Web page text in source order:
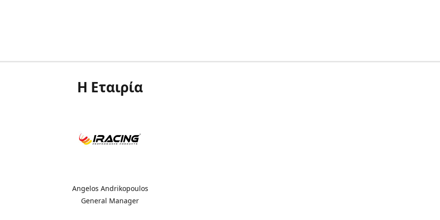
Η Εταιρία
Angelos Andrikopoulos
General Manager